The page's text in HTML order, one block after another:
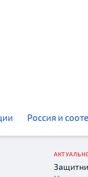
Россия и